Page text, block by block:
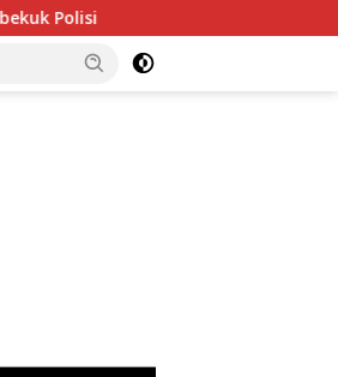
HUT RI ke-81 Makin